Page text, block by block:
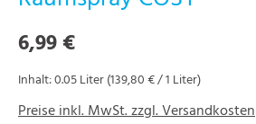
Regulärer Preis:
6,99 €
Inhalt:0.05 Liter(139,80 € / 1 Liter)
Preise inkl. MwSt. zzgl. Versandkosten